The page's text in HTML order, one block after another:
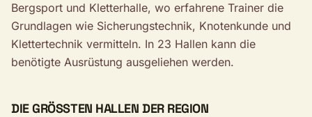
Bergsport und Kletterhalle, wo erfahrene Trainer die
Grundlagen wie Sicherungstechnik, Knotenkunde und
Klettertechnik vermitteln. In 23 Hallen kann die
benötigte Ausrüstung ausgeliehen werden.
DIE GRÖSSTEN HALLEN DER REGION